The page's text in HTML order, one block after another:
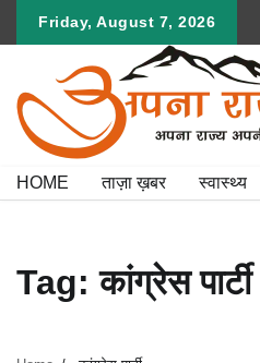
Friday, August 7, 2026
HOME ताज़ा ख़बर स्वास्थ्य
Tag:कांग्रेस पार्टी